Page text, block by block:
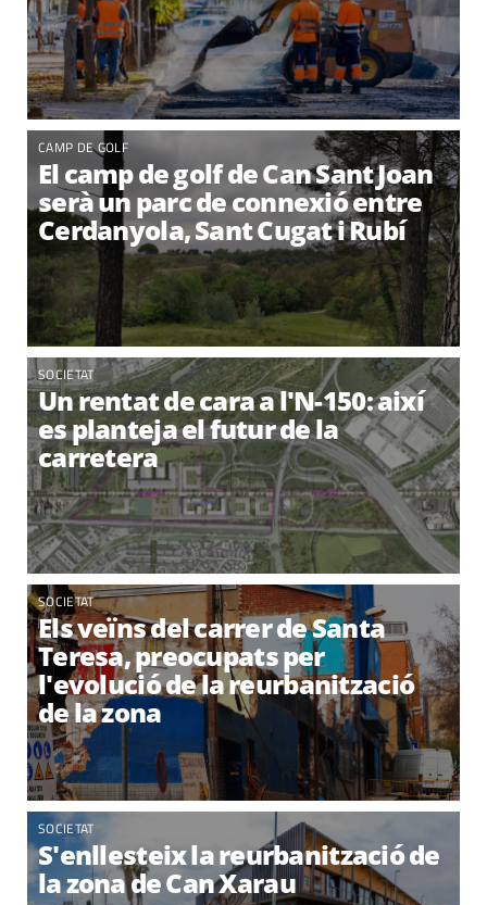
CAMP DE GOLF
El camp de golf de Can Sant Joan
serà un parc de connexió entre
Cerdanyola, Sant Cugat i Rubí
SOCIETAT
Un rentat de cara a l'N-150: així
es planteja el futur de la
carretera
SOCIETAT
Els veïns del carrer de Santa
Teresa, preocupats per
l'evolució de la reurbanització
de la zona
SOCIETAT
S'enllesteix la reurbanització de
la zona de Can Xarau